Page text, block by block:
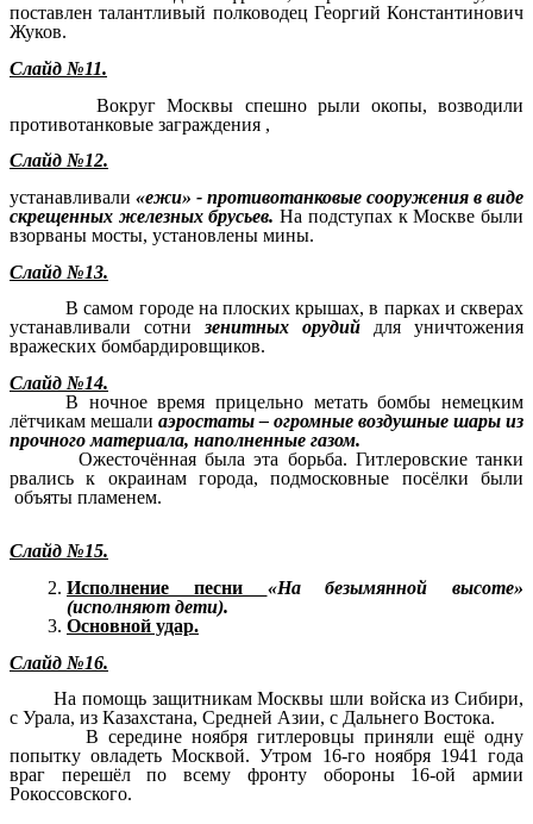
поставлен талантливый полководец Георгий Константинович
Жуков.
Слайд №11.
Вокруг Москвы спешно рыли окопы, возводили
противотанковые заграждения ,
Слайд №12.
устанавливали «ежи» - противотанковые сооружения в виде
скрещенных железных брусьев. На подступах к Москве были
взорваны мосты, установлены мины.
Слайд №13.
В самом городе на плоских крышах, в парках и скверах
устанавливали сотни зенитных орудий для уничтожения
вражеских бомбардировщиков.
Слайд №14.
В ночное время прицельно метать бомбы немецким
лётчикам мешали аэростаты – огромные воздушные шары из
прочного материала, наполненные газом.
Ожесточённая была эта борьба. Гитлеровские танки
рвались к окраинам города, подмосковные посёлки были
объяты пламенем.
Слайд №15.
Исполнение песни «На безымянной высоте»
(исполняют дети).
Основной удар.
Слайд №16.
На помощь защитникам Москвы шли войска из Сибири,
с Урала, из Казахстана, Средней Азии, с Дальнего Востока.
В середине ноября гитлеровцы приняли ещё одну
попытку овладеть Москвой. Утром 16-го ноября 1941 года
враг перешёл по всему фронту обороны 16-ой армии
Рокоссовского.